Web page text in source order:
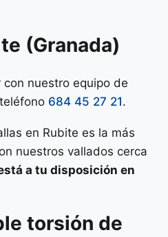
(Granada)
nuestro equipo de
684 45 27 21.
en Rubite es la más
nuestros vallados cerca
a tu disposición en
torsión de